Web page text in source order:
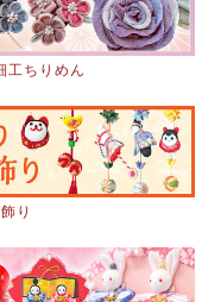
工ちりめん
り